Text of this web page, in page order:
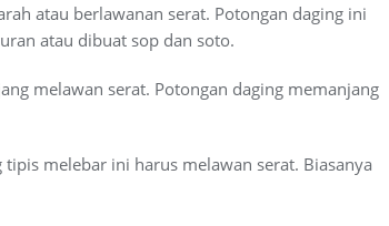
atau berlawanan serat. Potongan daging ini
atau dibuat sop dan soto.
melawan serat. Potongan daging memanjang
melebar ini harus melawan serat. Biasanya